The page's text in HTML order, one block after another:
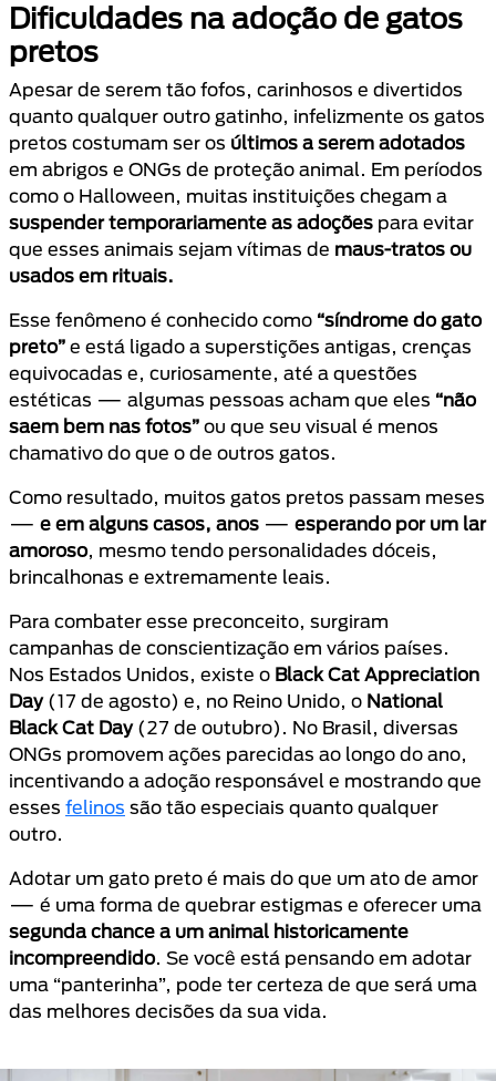
Dificuldades na adoção de gatos
pretos
Apesar de serem tão fofos, carinhosos e divertidos
quanto qualquer outro gatinho, infelizmente os gatos
pretos costumam ser os últimos a serem adotados
em abrigos e ONGs de proteção animal. Em períodos
como o Halloween, muitas instituições chegam a
suspender temporariamente as adoções para evitar
que esses animais sejam vítimas de maus-tratos ou
usados em rituais.
Esse fenômeno é conhecido como “síndrome do gato
preto” e está ligado a superstições antigas, crenças
equivocadas e, curiosamente, até a questões
estéticas — algumas pessoas acham que eles “não
saem bem nas fotos” ou que seu visual é menos
chamativo do que o de outros gatos.
Como resultado, muitos gatos pretos passam meses
— e em alguns casos, anos — esperando por um lar
amoroso, mesmo tendo personalidades dóceis,
brincalhonas e extremamente leais.
Para combater esse preconceito, surgiram
campanhas de conscientização em vários países.
Nos Estados Unidos, existe o Black Cat Appreciation
Day(17 de agosto) e, no Reino Unido, o National
Black Cat Day(27 de outubro). No Brasil, diversas
ONGs promovem ações parecidas ao longo do ano,
incentivando a adoção responsável e mostrando que
esses felinos são tão especiais quanto qualquer
outro.
Adotar um gato preto é mais do que um ato de amor
— é uma forma de quebrar estigmas e oferecer uma
segunda chance a um animal historicamente
incompreendido. Se você está pensando em adotar
uma “panterinha”, pode ter certeza de que será uma
das melhores decisões da sua vida.